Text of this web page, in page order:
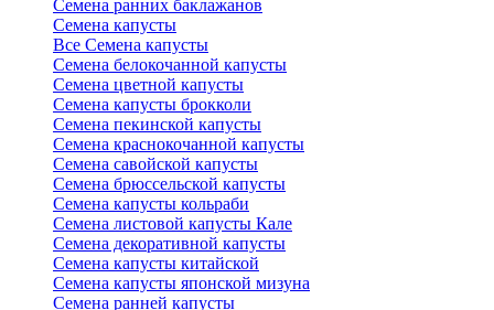
Семена ранних баклажанов
Семена капусты
Все Семена капусты
Семена белокочанной капусты
Семена цветной капусты
Семена капусты брокколи
Семена пекинской капусты
Семена краснокочанной капусты
Семена савойской капусты
Семена брюссельской капусты
Семена капусты кольраби
Семена листовой капусты Кале
Семена декоративной капусты
Семена капусты китайской
Семена капусты японской мизуна
Семена ранней капусты